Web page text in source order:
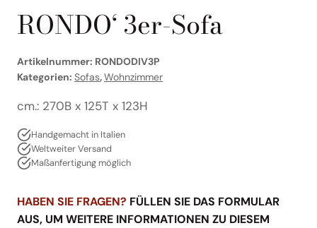
RONDO‘ 3er-Sofa
Artikelnummer: RONDODIV3P
Kategorien: Sofas,Wohnzimmer
cm.: 270B x 125T x 123H
Handgemacht in Italien
Weltweiter Versand
Maßanfertigung möglich
HABEN SIE FRAGEN? FÜLLEN SIE DAS FORMULAR
AUS, UM WEITERE INFORMATIONEN ZU DIESEM